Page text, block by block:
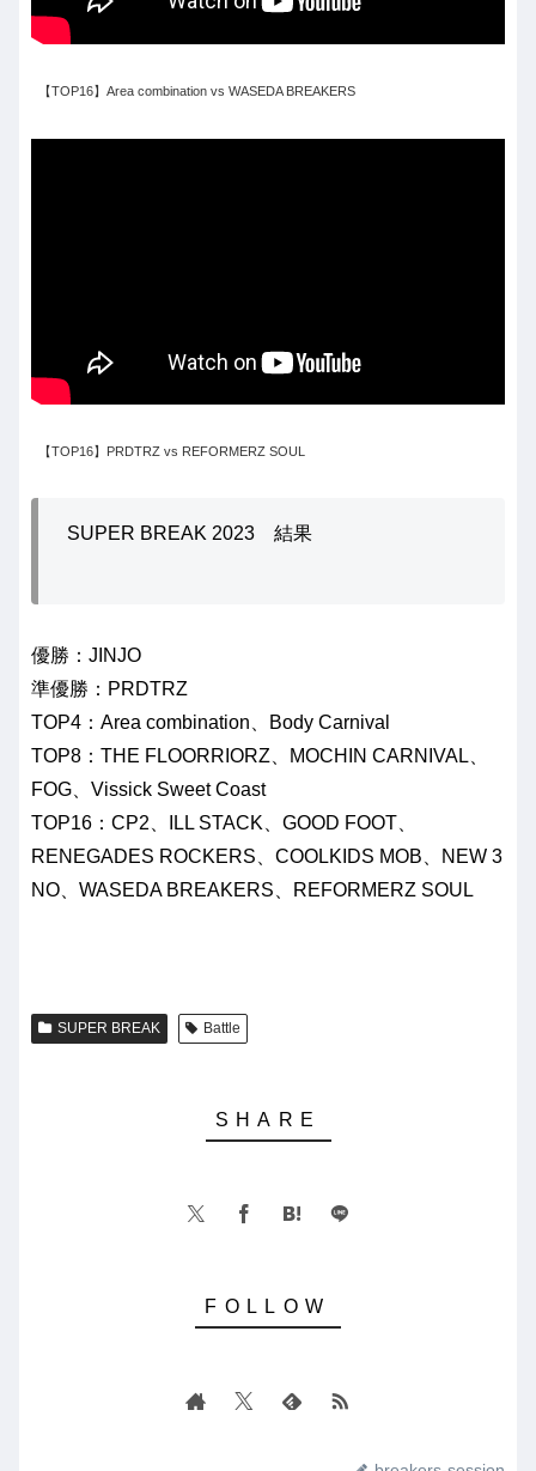
【TOP16】Area combination vs WASEDA BREAKERS
【TOP16】PRDTRZ vs REFORMERZ SOUL
SUPER BREAK 2023 結果
優勝：JINJO
準優勝：PRDTRZ
TOP4：Area combination、Body Carnival
TOP8：THE FLOORRIORZ、MOCHIN CARNIVAL、
FOG、Vissick Sweet Coast
TOP16：CP2、ILL STACK、GOOD FOOT、
RENEGADES ROCKERS、COOLKIDS MOB、NEW 3
NO、WASEDA BREAKERS、REFORMERZ SOUL
SUPER BREAK Battle